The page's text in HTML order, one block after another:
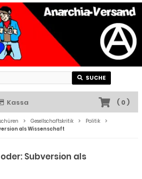
SUCHE
Kassa ( 0)
Gesellschaftskritik
Politik
als Wissenschaft
Subversion als